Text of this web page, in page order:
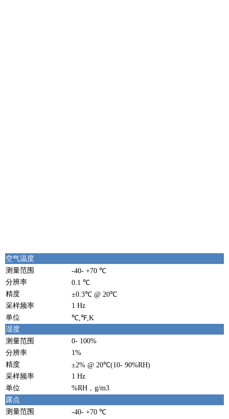
空气温度
测量范围
-40- +70 ℃
分辨率
0.1 ℃
精度
±0.3℃ @ 20℃
采样频率
1 Hz
单位
℃,℉,K
湿度
测量范围
0- 100%
分辨率
1%
精度
±2% @ 20℃(10- 90%RH)
采样频率
1 Hz
单位
%RH，g/m3
露点
测量范围
-40- +70 ℃